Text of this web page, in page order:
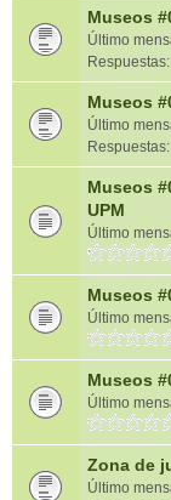
Museos
Último
Respuestas:
Museos
Último
Respuestas:
Museos
UPM
Último
Museos
Último
Museos
Último
Zona de
Último